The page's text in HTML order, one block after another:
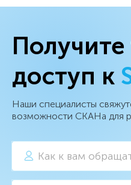
доступ к
Наши специалисты
возможности СКАНа для